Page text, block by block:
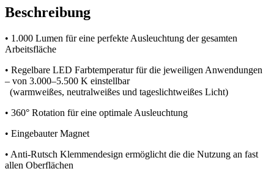
Beschreibung
• 1.000 Lumen für eine perfekte Ausleuchtung der gesamten
Arbeitsfläche
• Regelbare LED Farbtemperatur für die jeweiligen Anwendungen
– von 3.000–5.500 K einstellbar
(warmweißes, neutralweißes und tageslichtweißes Licht)
• 360° Rotation für eine optimale Ausleuchtung
• Eingebauter Magnet
• Anti-Rutsch Klemmendesign ermöglicht die die Nutzung an fast
allen Oberflächen